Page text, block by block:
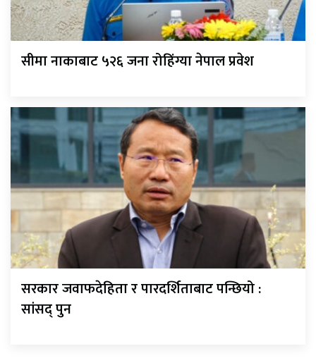
सीमा नाकाबाट ५२६ जना रोहिंग्या नेपाल प्रवेश
सरकार जवाफदेहिता र पारदर्शिताबाट पन्छियो :
सांसद् पुन